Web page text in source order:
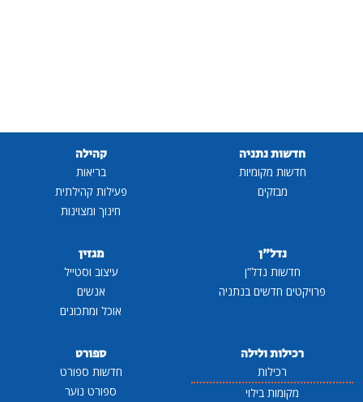
חדשות נתניה
חדשות מקומיות
מבזקים
קהילה
בריאות
פעילות קהילתית
חינוך ומצוינות
נדל"ן
חדשות נדל"ן
פרויקטים חדשים בנתניה
מגזין
עיצוב וסטייל
אנשים
אוכל ומתכונים
רכילות ולילה
רכילות
מקומות בילוי
ספורט
חדשות ספורט
ספורט נוער